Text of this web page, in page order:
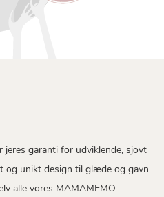
garanti for udviklende, sjovt
og unikt design til glæde og gavn
alle vores MAMAMEMO